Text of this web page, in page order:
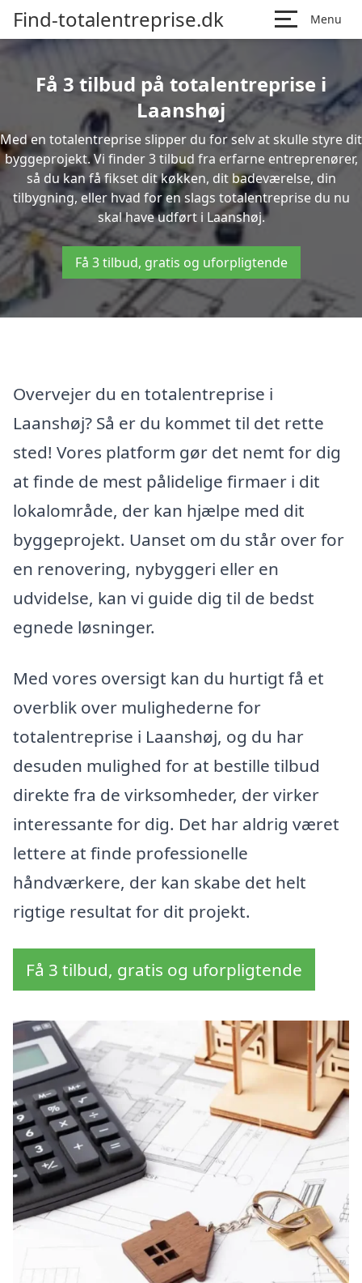
Find-totalentreprise.dk Menu
Få 3 tilbud på totalentreprise i
Laanshøj
Med en totalentreprise slipper du for selv at skulle styre dit
byggeprojekt. Vi finder 3 tilbud fra erfarne entreprenører,
så du kan få fikset dit køkken, dit badeværelse, din
tilbygning, eller hvad for en slags totalentreprise du nu
skal have udført i Laanshøj.
Få 3 tilbud, gratis og uforpligtende
Overvejer du en totalentreprise i
Laanshøj? Så er du kommet til det rette
sted! Vores platform gør det nemt for dig
at finde de mest pålidelige firmaer i dit
lokalområde, der kan hjælpe med dit
byggeprojekt. Uanset om du står over for
en renovering, nybyggeri eller en
udvidelse, kan vi guide dig til de bedst
egnede løsninger.
Med vores oversigt kan du hurtigt få et
overblik over mulighederne for
totalentreprise i Laanshøj, og du har
desuden mulighed for at bestille tilbud
direkte fra de virksomheder, der virker
interessante for dig. Det har aldrig været
lettere at finde professionelle
håndværkere, der kan skabe det helt
rigtige resultat for dit projekt.
Få 3 tilbud, gratis og uforpligtende